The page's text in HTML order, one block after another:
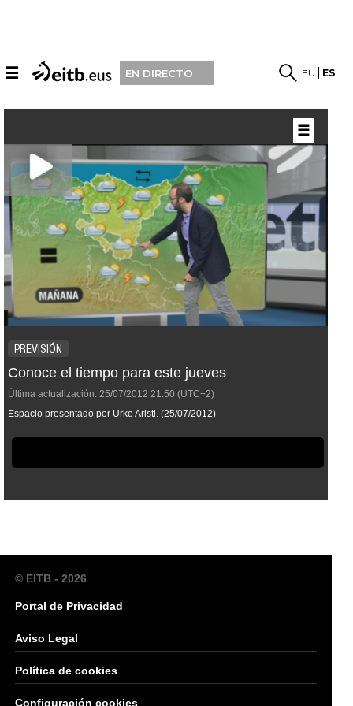
☰ EN DIRECTO EU ES
PREVISIÓN
Conoce el tiempo para este jueves
Última actualización: 25/07/2012 21:50 (UTC+2)
Espacio presentado por Urko Aristi. (25/07/2012)
☰
© EITB - 2026
Portal de Privacidad
Aviso Legal
Política de cookies
Configuración cookies